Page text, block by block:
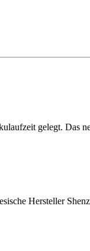
gelegt.
Hersteller